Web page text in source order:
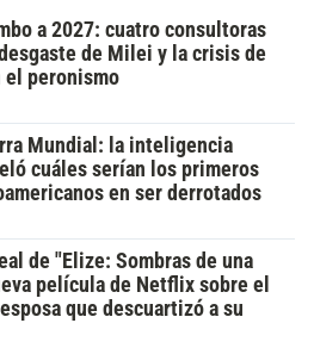
a 2027: cuatro consultoras
de Milei y la crisis de
el peronismo
Mundial: la inteligencia
cuáles serían los primeros
en ser derrotados
de "Elize: Sombras de una
película de Netflix sobre el
que descuartizó a su